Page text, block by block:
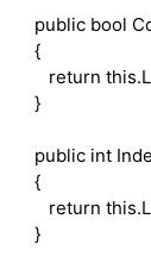
public bool
{
return this
}
public int
{
return this
}